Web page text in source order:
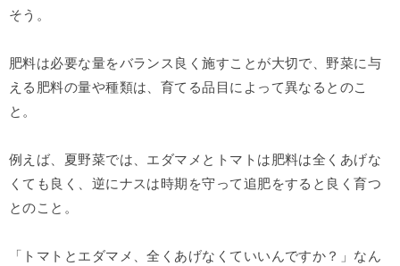
そう。
肥料は必要な量をバランス良く施すことが大切で、野菜に与
える肥料の量や種類は、育てる品目によって異なるとのこ
と。
例えば、夏野菜では、エダマメとトマトは肥料は全くあげな
くても良く、逆にナスは時期を守って追肥をすると良く育つ
とのこと。
「トマトとエダマメ、全くあげなくていいんですか？」なん